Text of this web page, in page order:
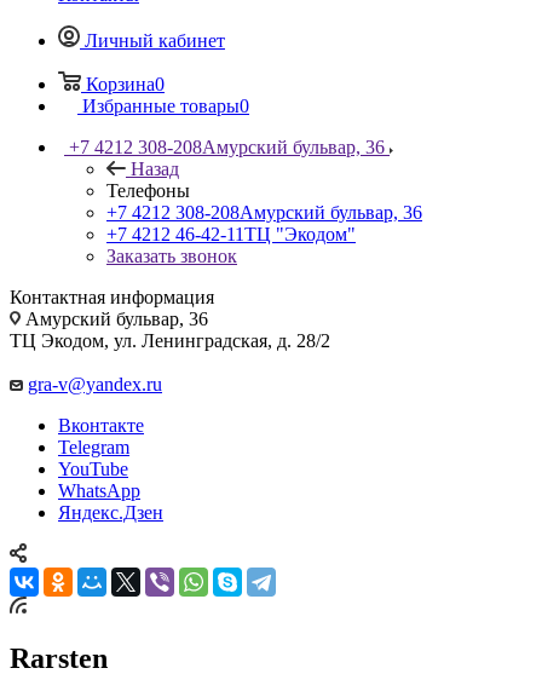
Личный кабинет
Корзина0
Избранные товары0
+7 4212 308-208Амурский бульвар, 36
Назад
Телефоны
+7 4212 308-208Амурский бульвар, 36
+7 4212 46-42-11ТЦ "Экодом"
Заказать звонок
Контактная информация
Амурский бульвар, 36
ТЦ Экодом, ул. Ленинградская, д. 28/2
gra-v@yandex.ru
Вконтакте
Telegram
YouTube
WhatsApp
Яндекс.Дзен
Rarsten